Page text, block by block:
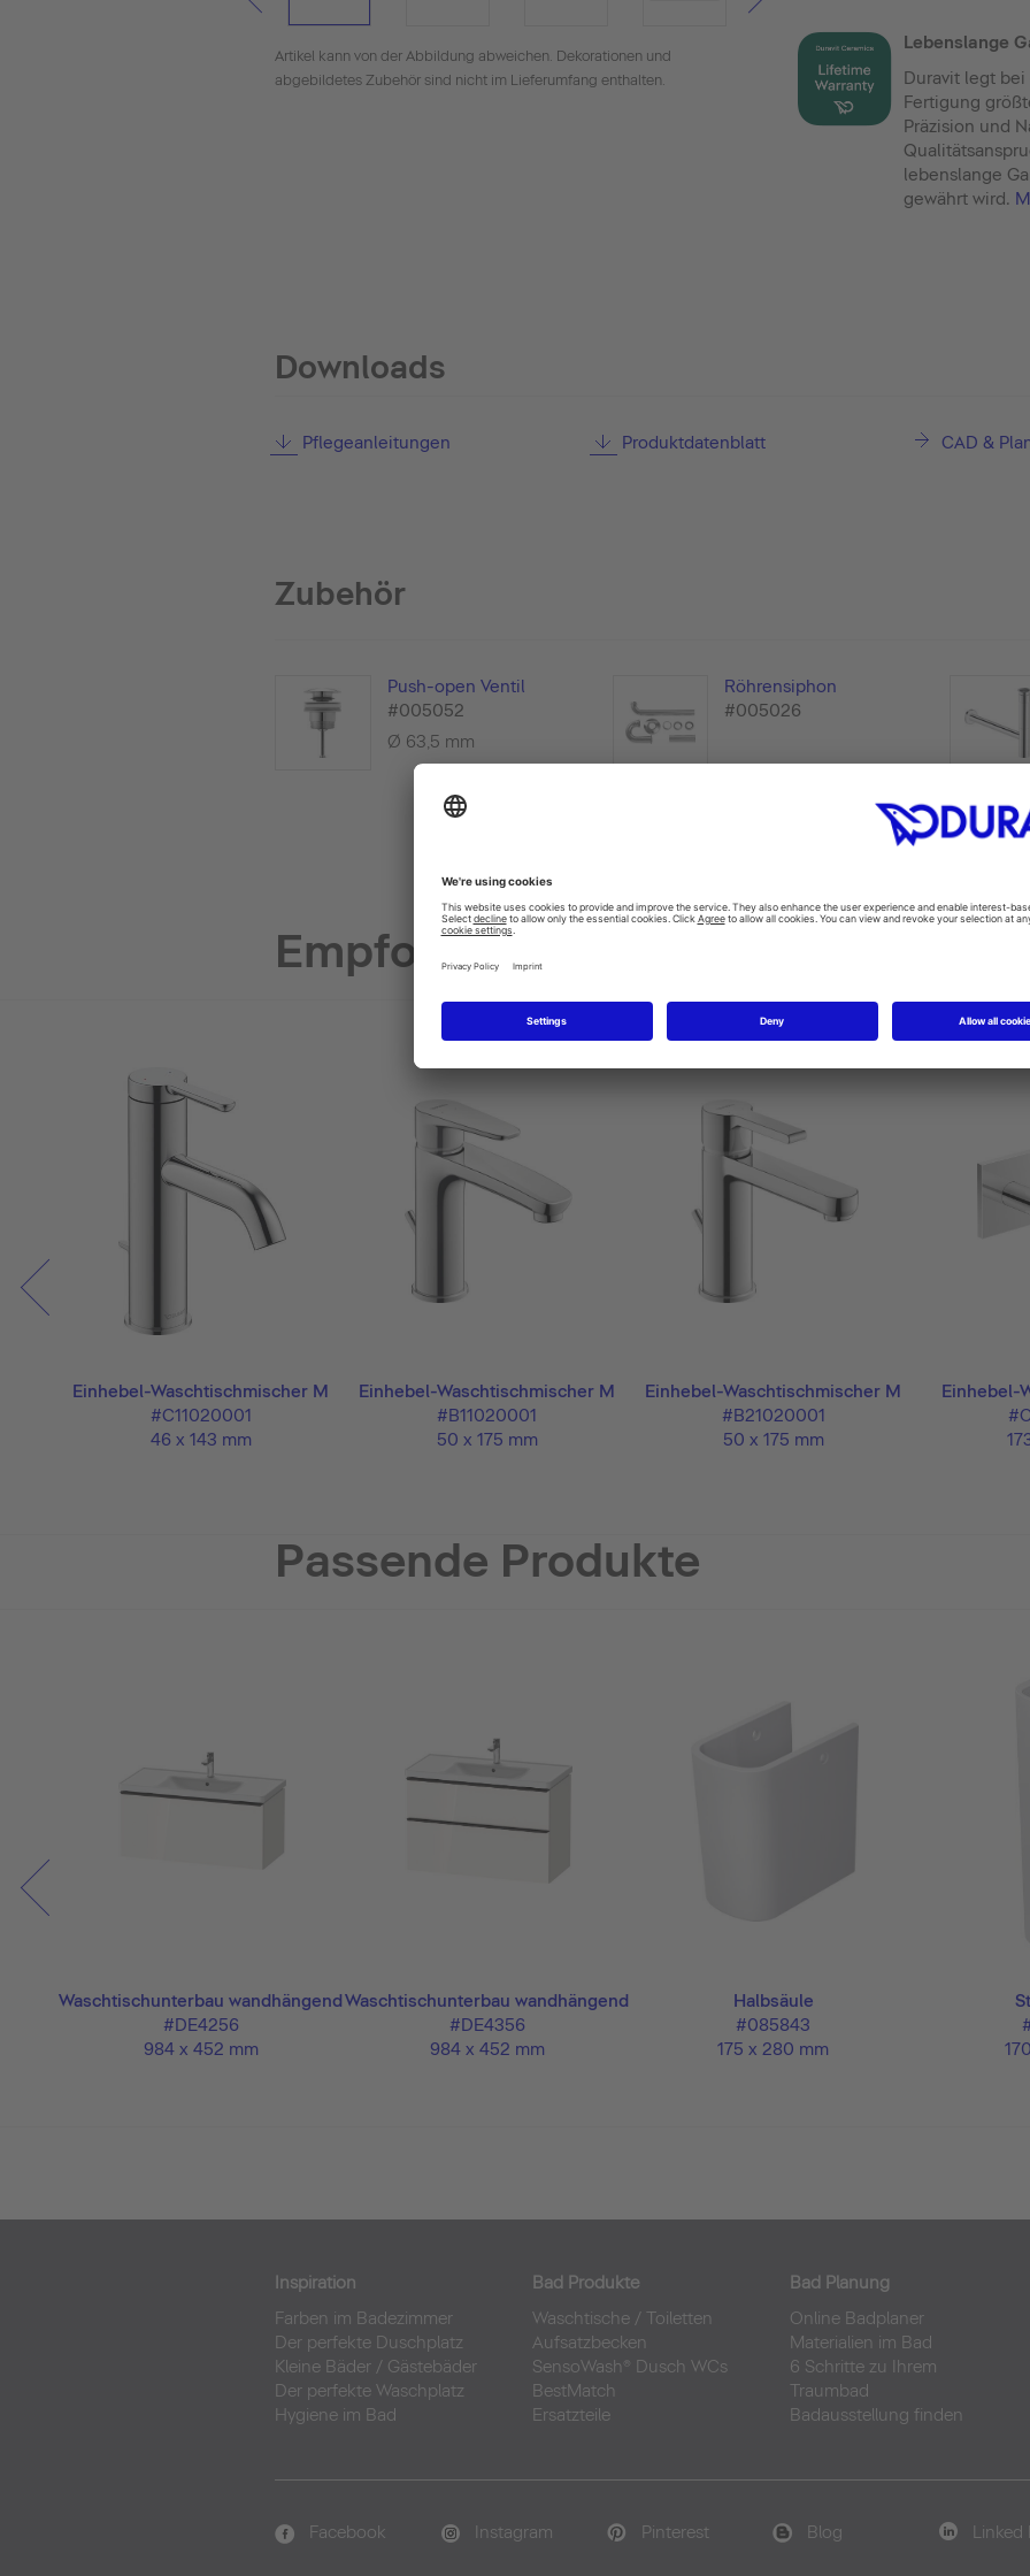
Artikel kann von der Abbildung abweichen. Dekorationen und
abgebildetes Zubehör sind nicht im Lieferumfang enthalten.
Lebenslange
Duravit legt
Fertigung
Präzision und
lebenslange
gewährt wird.
Downloads
Pflegeanleitungen Produktdatenblatt CAD &
Zubehör
Push-open Ventil
#005052
Ø 63,5 mm
Röhrensiphon
#005026
Empfohlene Armaturen
Einhebel-Waschtischmischer M
#C11020001
46 x 143 mm
Einhebel-Waschtischmischer M
#B11020001
50 x 175 mm
Einhebel-Waschtischmischer M
#B21020001
50 x 175 mm
Einhebel-
Passende Produkte
Waschtischunterbau wandhängend
#DE4256
984 x 452 mm
Waschtischunterbau wandhängend
#DE4356
984 x 452 mm
Halbsäule
#085843
175 x 280 mm
Inspiration
Farben im Badezimmer
Der perfekte Duschplatz
Kleine Bäder / Gästebäder
Der perfekte Waschplatz
Hygiene im Bad
Bad Produkte
Waschtische / Toiletten
Aufsatzbecken
SensoWash® Dusch WCs
BestMatch
Ersatzteile
Bad Planung
Online Badplaner
Materialien im Bad
6 Schritte zu Ihrem
Traumbad
Badausstellung finden
Facebook Instagram Pinterest Blog Linked